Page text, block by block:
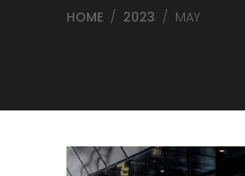
HOME / 2023 / MAY